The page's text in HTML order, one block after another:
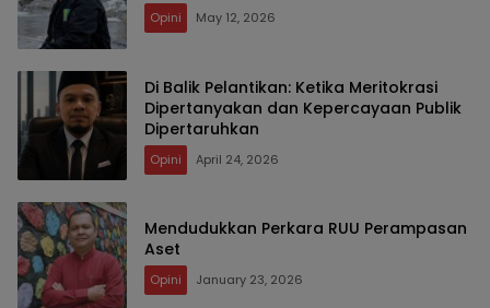
Opini May 12, 2026
Di Balik Pelantikan: Ketika Meritokrasi
Dipertanyakan dan Kepercayaan Publik
Dipertaruhkan
Opini April 24, 2026
Mendudukkan Perkara RUU Perampasan
Aset
Opini January 23, 2026